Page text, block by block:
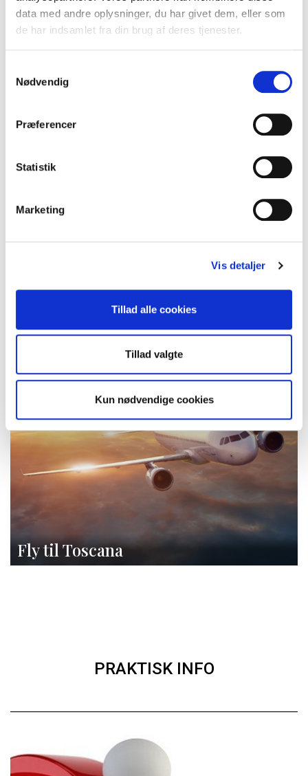
data med andre oplysninger, du har givet dem, eller som
de har indsamlet fra din brug af deres tjenester.
Nødvendig
Præferencer
Statistik
Marketing
Vis detaljer
Tillad alle cookies
Tillad valgte
Kun nødvendige cookies
Fly til Toscana
PRAKTISK INFO